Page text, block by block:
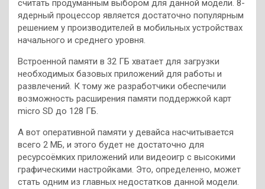
считать продуманным выбором для данной модели. 8-
ядерный процессор является достаточно популярным
решением у производителей в мобильных устройствах
начального и среднего уровня.
Встроенной памяти в 32 ГБ хватает для загрузки
необходимых базовых приложений для работы и
развлечений. К тому же разработчики обеспечили
возможность расширения памяти поддержкой карт
micro SD до 128 ГБ.
А вот оперативной памяти у девайса насчитывается
всего 2 МБ, и этого будет не достаточно для
ресурсоёмких приложений или видеоигр с высокими
графическими настройками. Это, определенно, может
стать одним из главных недостатков данной модели.